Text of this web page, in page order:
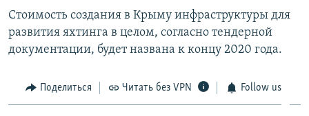
Стоимость создания в Крыму инфраструктуры для
развития яхтинга в целом, согласно тендерной
документации, будет названа к концу 2020 года.
Поделиться Читать без VPN Follow us